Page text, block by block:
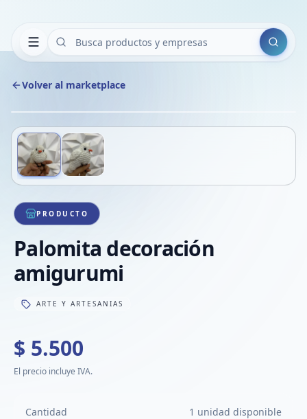
Buscar
Volver al marketplace
1/2
PRODUCTO
Palomita decoración
amigurumi
ARTE Y ARTESANIAS
$ 5.500
El precio incluye IVA.
Cantidad 1 unidad disponible